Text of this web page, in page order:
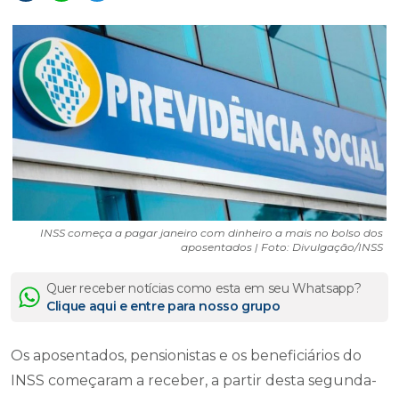
INSS começa a pagar janeiro com dinheiro a mais no bolso dos
aposentados | Foto: Divulgação/INSS
Quer receber notícias como esta em seu Whatsapp?
Clique aqui e entre para nosso grupo
Os aposentados, pensionistas e os beneficiários do
INSS começaram a receber, a partir desta segunda-